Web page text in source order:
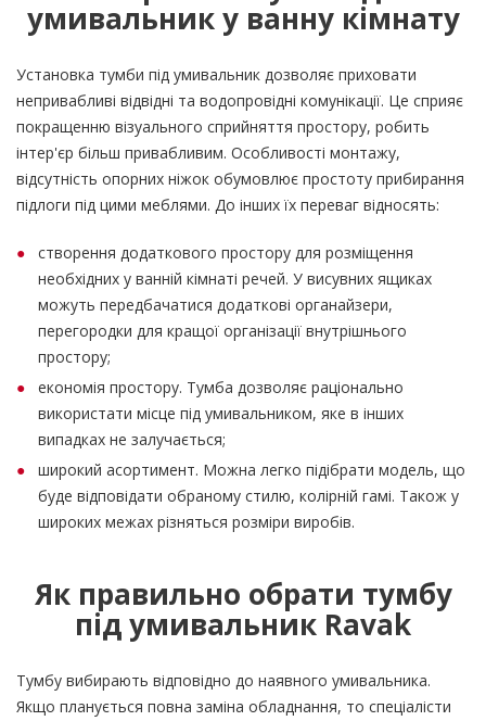
умивальник у ванну кімнату
Установка тумби під умивальник дозволяє приховати
непривабливі відвідні та водопровідні комунікації. Це сприяє
покращенню візуального сприйняття простору, робить
інтер'єр більш привабливим. Особливості монтажу,
відсутність опорних ніжок обумовлює простоту прибирання
підлоги під цими меблями. До інших їх переваг відносять:
створення додаткового простору для розміщення
необхідних у ванній кімнаті речей. У висувних ящиках
можуть передбачатися додаткові органайзери,
перегородки для кращої організації внутрішнього
простору;
економія простору. Тумба дозволяє раціонально
використати місце під умивальником, яке в інших
випадках не залучається;
широкий асортимент. Можна легко підібрати модель, що
буде відповідати обраному стилю, колірній гамі. Також у
широких межах різняться розміри виробів.
Як правильно обрати тумбу
під умивальник Ravak
Тумбу вибирають відповідно до наявного умивальника.
Якщо планується повна заміна обладнання, то спеціалісти